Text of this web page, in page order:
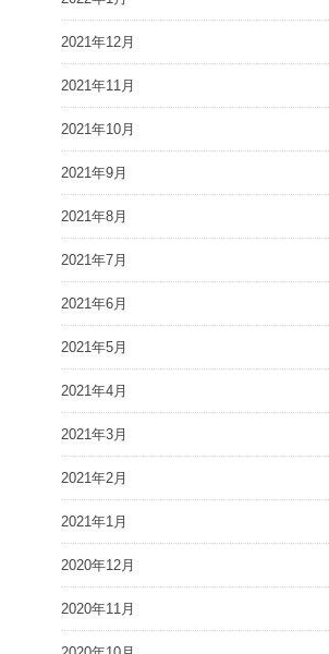
2021年12月
2021年11月
2021年10月
2021年9月
2021年8月
2021年7月
2021年6月
2021年5月
2021年4月
2021年3月
2021年2月
2021年1月
2020年12月
2020年11月